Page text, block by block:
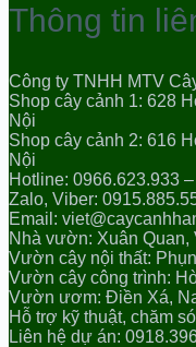
Thông tin
Công ty TNHH MTV
Shop cây cảnh 1: 628
Nội
Shop cây cảnh 2: 616
Nội
Hotline: 0966.623.933
Zalo, Viber:
Email:
Nhà vườn: Xuân
Vườn cây nội thất:
Vườn cây công trình:
Vườn ươm: Điền Xá,
Hỗ trợ kỹ thuật, chăm
Liên hệ dự án: